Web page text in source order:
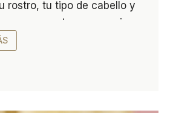
rostro, tu tipo de cabello y
un corte que encaje
tu imagen.